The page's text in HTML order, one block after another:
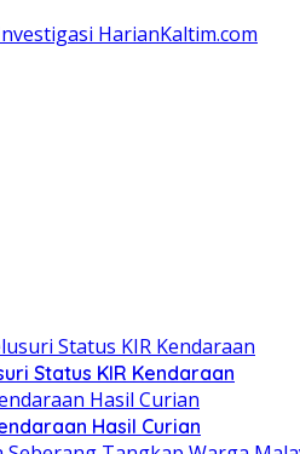
Status KIR Kendaraan
Hasil Curian